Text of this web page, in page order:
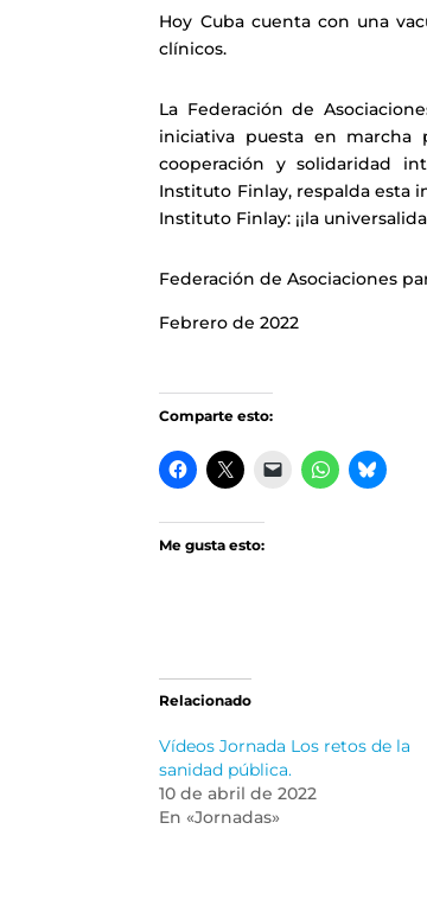
Hoy Cuba cuenta con una
clínicos.
La Federación de
iniciativa puesta en marcha
cooperación y solidaridad
Instituto Finlay, respalda esta
Instituto Finlay: ¡¡la
Federación de Asociaciones
Febrero de 2022
Comparte esto:
Me gusta esto:
Relacionado
Vídeos Jornada Los retos de la
sanidad pública.
10 de abril de 2022
En «Jornadas»